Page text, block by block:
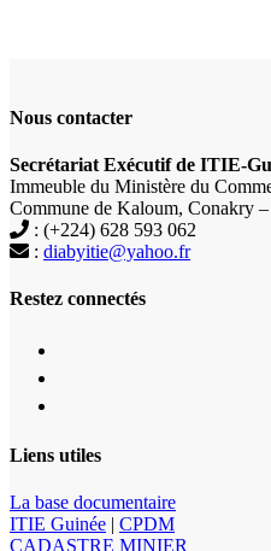
Nous contacter
Secrétariat Exécutif de ITIE-
Immeuble du Ministère du
Commune de Kaloum, Conakry
: (+224) 628 593 062
: diabyitie@yahoo.fr
Restez connectés
Liens utiles
La base documentaire
ITIE Guinée | CPDM
CADASTRE MINIER